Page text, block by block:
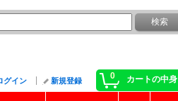
0 カートの中身
グイン 新規登録